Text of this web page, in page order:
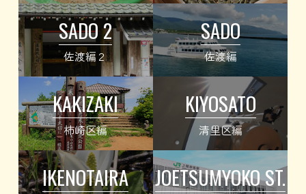
SADO 2
佐渡編２
SADO
佐渡編
KAKIZAKI
柿崎区編
KIYOSATO
清里区編
IKENOTAIRA JOETSUMYOKO ST.